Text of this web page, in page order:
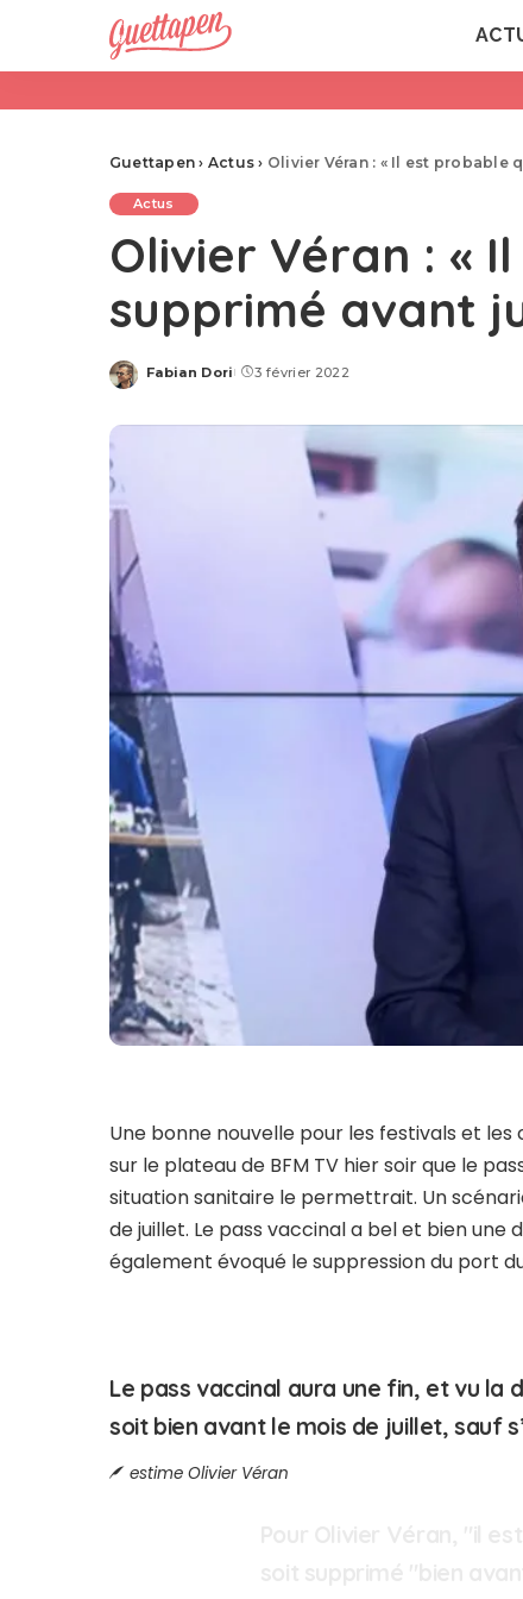
Guettapen › Actus › Olivier Véran : « Il est
Actus
Olivier Véran : «
supprimé avant
Posted
Fabian Dori 3 février 2022
Une bonne nouvelle pour les festivals et les
sur le plateau de BFM TV hier soir que le
situation sanitaire le permettrait. Un
de juillet. Le pass vaccinal a bel et bien
également évoqué le suppression du port
Le pass vaccinal aura une fin, et vu
soit bien avant le mois de juillet, sauf
estime Olivier Véran